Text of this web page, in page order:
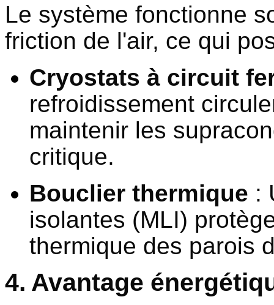
Le système fonctionne
friction de l'air, ce qui
Cryostats à circuit
refroidissement
maintenir les
critique.
Bouclier thermique :
isolantes (MLI)
thermique des parois
4. Avantage